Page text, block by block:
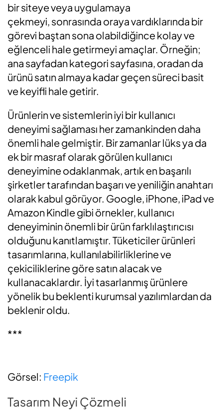
bir siteye veya uygulamaya
çekmeyi, sonrasında oraya vardıklarında bir
görevi baştan sona olabildiğince kolay ve
eğlenceli hale getirmeyi amaçlar. Örneğin;
ana sayfadan kategori sayfasına, oradan da
ürünü satın almaya kadar geçen süreci basit
ve keyifli hale getirir.
Ürünlerin ve sistemlerin iyi bir kullanıcı
deneyimi sağlaması her zamankinden daha
önemli hale gelmiştir. Bir zamanlar lüks ya da
ek bir masraf olarak görülen kullanıcı
deneyimine odaklanmak, artık en başarılı
şirketler tarafından başarı ve yeniliğin anahtarı
olarak kabul görüyor. Google, iPhone, iPad ve
Amazon Kindle gibi örnekler, kullanıcı
deneyiminin önemli bir ürün farklılaştırıcısı
olduğunu kanıtlamıştır. Tüketiciler ürünleri
tasarımlarına, kullanılabilirliklerine ve
çekiciliklerine göre satın alacak ve
kullanacaklardır. İyi tasarlanmış ürünlere
yönelik bu beklenti kurumsal yazılımlardan da
beklenir oldu.
***
Görsel: Freepik
Tasarım Neyi Çözmeli